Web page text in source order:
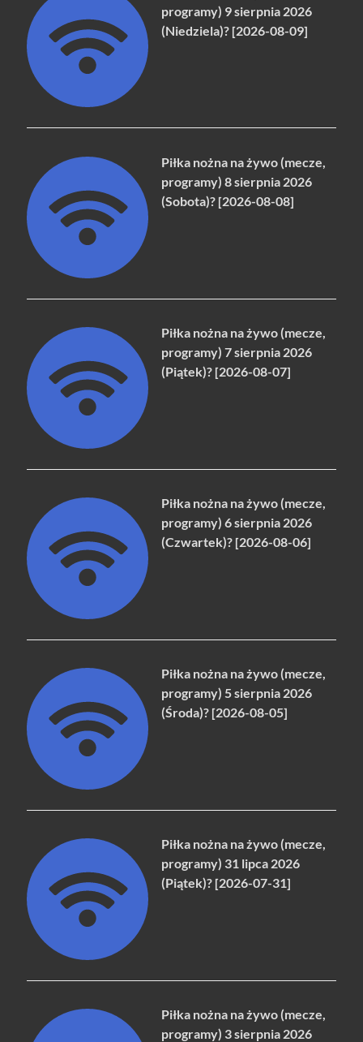
programy) 9 sierpnia 2026
(Niedziela)? [2026-08-09]
Piłka nożna na żywo (mecze,
programy) 8 sierpnia 2026
(Sobota)? [2026-08-08]
Piłka nożna na żywo (mecze,
programy) 7 sierpnia 2026
(Piątek)? [2026-08-07]
Piłka nożna na żywo (mecze,
programy) 6 sierpnia 2026
(Czwartek)? [2026-08-06]
Piłka nożna na żywo (mecze,
programy) 5 sierpnia 2026
(Środa)? [2026-08-05]
Piłka nożna na żywo (mecze,
programy) 31 lipca 2026
(Piątek)? [2026-07-31]
Piłka nożna na żywo (mecze,
programy) 3 sierpnia 2026